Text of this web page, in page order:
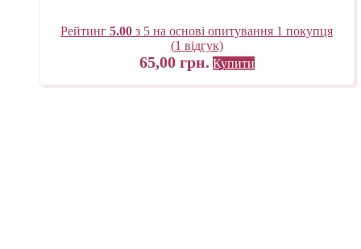
Рейтинг 5.00 з 5 на основі опитування 1 покупця
(1 відгук)
65,00 грн. Купити